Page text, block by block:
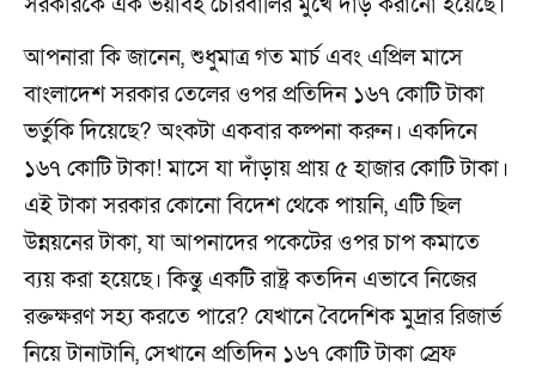
আপনারা কি জানেন, শুধুমাত্র গত মার্চ এবং এপ্রিল মাসে
বাংলাদেশ সরকার তেলের ওপর প্রতিদিন ১৬৭ কোটি টাকা
ভর্তুকি দিয়েছে? অংকটা একবার কল্পনা করুন। একদিনে
১৬৭ কোটি টাকা! মাসে যা দাঁড়ায় প্রায় ৫ হাজার কোটি টাকা।
এই টাকা সরকার কোনো বিদেশ থেকে পায়নি, এটি ছিল
উন্নয়নের টাকা, যা আপনাদের পকেটের ওপর চাপ কমাতে
ব্যয় করা হয়েছে। কিন্তু একটি রাষ্ট্র কতদিন এভাবে নিজের
রক্তক্ষরণ সহ্য করতে পারে? যেখানে বৈদেশিক মুদ্রার রিজার্ভ
নিয়ে টানাটানি, সেখানে প্রতিদিন ১৬৭ কোটি টাকা স্রেফ